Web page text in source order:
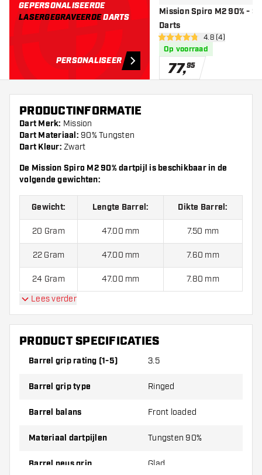
GEPERSONALISEERDE
LASERGEGRAVEERDEDARTS
PERSONALISEER
Mission Spiro M2 90% -
Darts
open reviews
4.8 score sterren4.8 (4)
Op voorraad
77,95
PRODUCTINFORMATIE
Dart Merk: Mission
Dart Materiaal: 90% Tungsten
Dart Kleur: Zwart
De Mission Spiro M2 90% dartpijl is beschikbaar in de
volgende gewichten:
Gewicht: Lengte Barrel: Dikte Barrel:
20 Gram 47.00 mm 7.50 mm
22 Gram 47.00 mm 7.60 mm
24 Gram 47.00 mm 7.80 mm
Lees verder
PRODUCT SPECIFICATIES
Barrel grip rating (1-5) 3.5
Barrel grip type Ringed
Barrel balans Front loaded
Materiaal dartpijlen Tungsten 90%
Barrel neus grip Glad